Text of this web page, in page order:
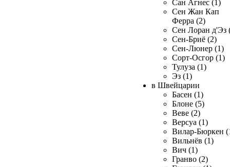
Сан Агнес (1)
Сен Жан Кап
Ферра (2)
Сен Лоран д'Эз
Сен-Бриё (2)
Сен-Люнер (1)
Сорт-Осгор (1)
Тулуза (1)
Эз (1)
в Швейцарии
Басен (1)
Блоне (5)
Веве (2)
Версуа (1)
Вилар-Бюркен
Вильнёв (1)
Вич (1)
Гранво (2)